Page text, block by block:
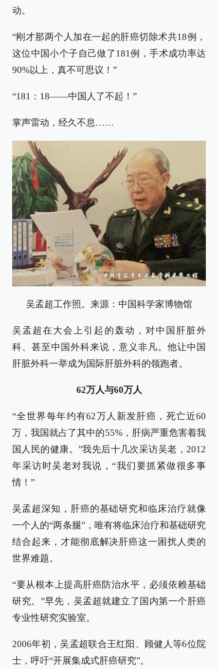
动。
“刚才那两个人加在一起的肝癌切除术共18例，
这位中国小个子自己做了181例，手术成功率达
90%以上，真不可思议！”
“181：18——中国人了不起！”
掌声雷动，经久不息……
吴孟超工作照。来源：中国科学家博物馆
吴孟超在大会上引起的轰动，对中国肝脏外
科、甚至中国外科来说，意义非凡。他让中国
肝脏外科一举成为国际肝脏外科的领跑者。
62万人与60万人
“全世界每年约有62万人新发肝癌，死亡近60
万，我国就占了其中的55%，肝病严重危害着我
国人民的健康。”我先后十几次采访吴老，2012
年采访时吴老对我说，“我们要抓紧做很多事
情！”
吴孟超深知，肝癌的基础研究和临床治疗就像
一个人的“两条腿”，唯有将临床治疗和基础研究
结合起来，才能彻底解决肝癌这一困扰人类的
世界难题。
“要从根本上提高肝癌防治水平，必须依赖基础
研究。”早先，吴孟超就建立了国内第一个肝癌
专业性研究实验室。
2006年初，吴孟超联合王红阳、顾健人等6位院
士，呼吁“开展集成式肝癌研究”。